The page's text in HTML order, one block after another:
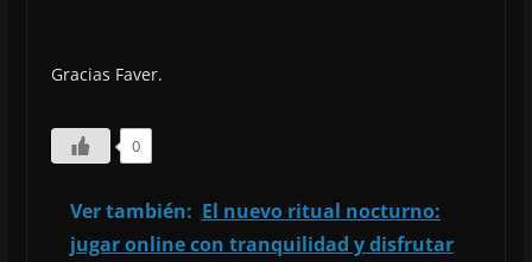
Gracias Faver.
0
Ver también: El nuevo ritual nocturno:
jugar online con tranquilidad y disfrutar